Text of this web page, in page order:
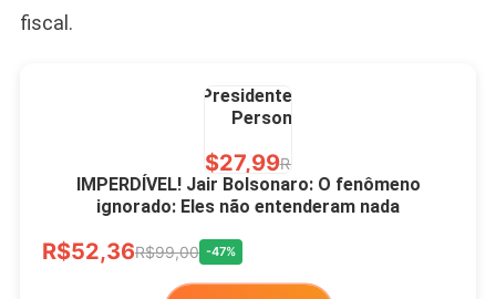
fiscal.
Presidente Porcelana
Personalizada
R$27,99R$49,00
IMPERDÍVEL! Jair Bolsonaro: O fenômeno
ignorado: Eles não entenderam nada
R$52,36R$99,00 -47%